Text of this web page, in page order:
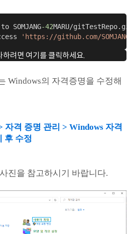
SOMJANG-42MARU/
'https://github.com/
하려면 여기를 클릭하세요.
Windows의 자격증명을 수정해
자격 증명 관리 > Windows 자격
후 수정
진을 참고하시기 바랍니다.